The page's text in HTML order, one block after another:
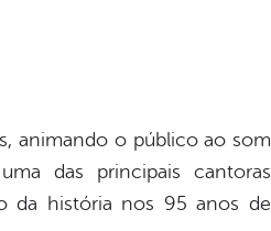
animando o público ao som
das principais cantoras
da história nos 95 anos de